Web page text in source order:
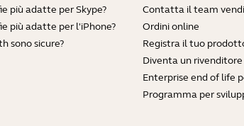
più adatte per Skype?
più adatte per l'iPhone?
sono sicure?
Contatta il team
Ordini online
Registra il tuo
Diventa un rivenditore
Enterprise end of life
Programma per